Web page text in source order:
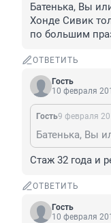
Батенька, Вы
Хонде Сивик
по большим
ОТВЕТИТЬ
Гость
10 февраля
Гость9 февраля
Стаж 32 года и
ОТВЕТИТЬ
Гость
10 февраля